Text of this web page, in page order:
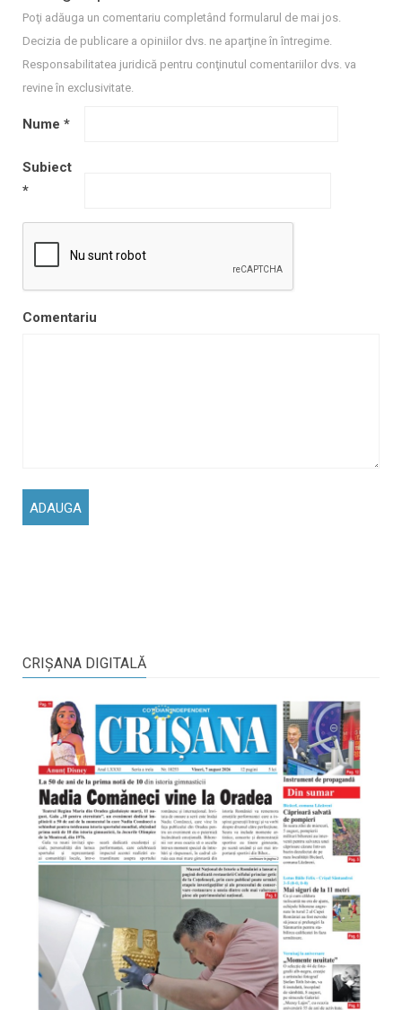
Poţi adăuga un comentariu completând formularul de mai jos.
Decizia de publicare a opiniilor dvs. ne aparţine în întregime.
Responsabilitatea juridică pentru conţinutul comentariilor dvs. va
revine în exclusivitate.
Nume *
Subiect
*
Comentariu
CRIŞANA DIGITALĂ